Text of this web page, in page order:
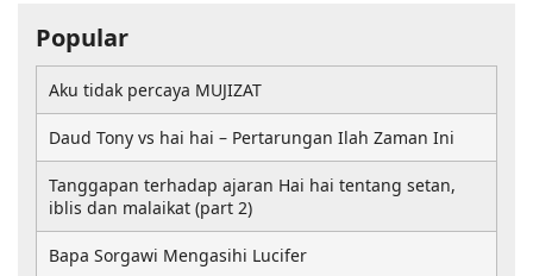
Popular
Aku tidak percaya MUJIZAT
Daud Tony vs hai hai – Pertarungan Ilah Zaman Ini
Tanggapan terhadap ajaran Hai hai tentang setan,
iblis dan malaikat (part 2)
Bapa Sorgawi Mengasihi Lucifer